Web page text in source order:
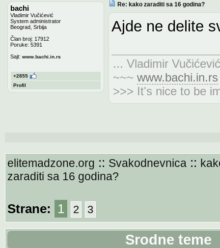
bachi
Vladimir Vučićević
System administrator
Beograd, Srbija
Član broj: 17912
Poruke: 5391
Sajt: www.bachi.in.rs
+2855
Profil
Re: kako zaraditi sa 16 godina?
Ajde ne delite
... Vladimir
~~~ www.bachi.in.rs
>>> It's nice to be
elitemadzone.org :: Svakodnevnica ::
zaraditi sa 16 godina?
Strane: 1 2 3
Srodne teme